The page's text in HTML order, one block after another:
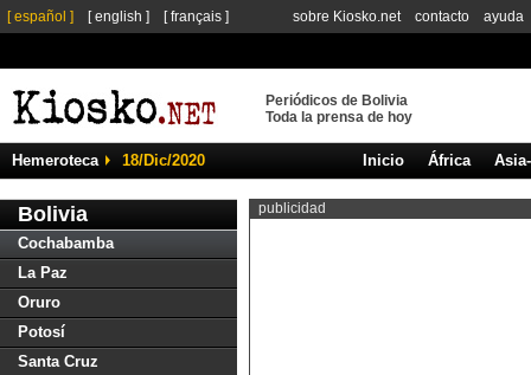
Periódicos de Bolivia
Toda la prensa de hoy
Hemeroteca 18/Dic/2020 Inicio África
Bolivia
Cochabamba
La Paz
Oruro
Potosí
Santa Cruz
publicidad
[ español ] [ english ] [ français ] sobre Kiosko.net contacto ayuda